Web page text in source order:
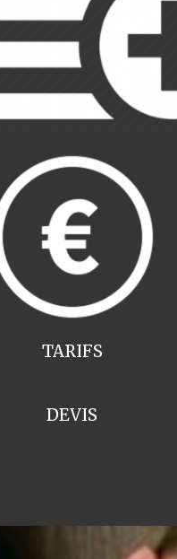
TARIFS
DEVIS